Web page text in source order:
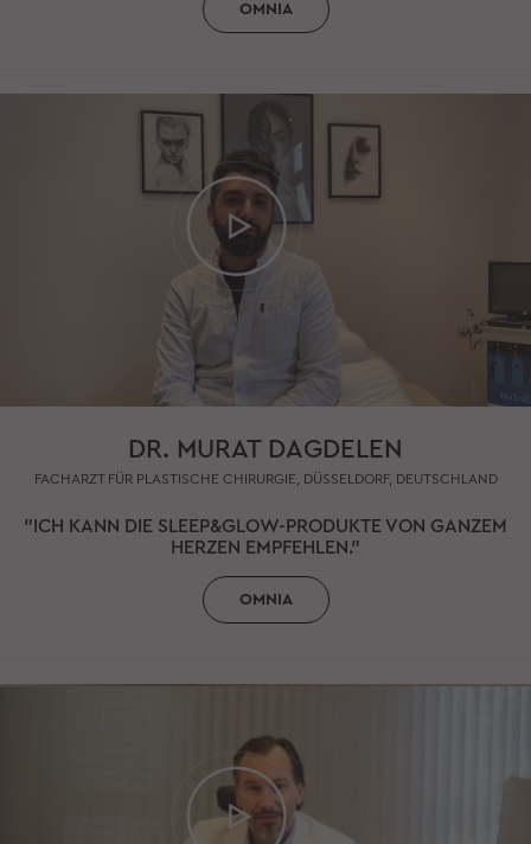
OMNIA
DR. MURAT DAGDELEN
FACHARZT FÜR PLASTISCHE CHIRURGIE, DÜSSELDORF, DEUTSCHLAND
"ICH KANN DIE SLEEP&GLOW-PRODUKTE VON GANZEM
HERZEN EMPFEHLEN."
OMNIA